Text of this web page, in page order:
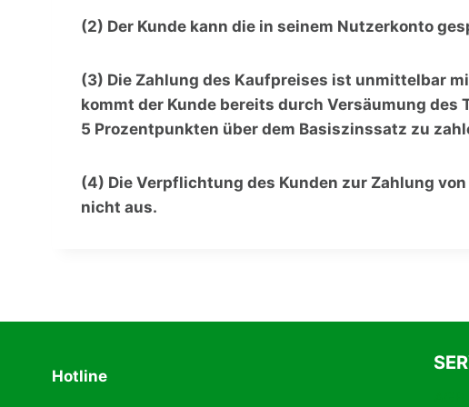
(2) Der Kunde kann die in seinem Nutzerkonto
(3) Die Zahlung des Kaufpreises ist unmittelbar
kommt der Kunde bereits durch Versäumung des
5 Prozentpunkten über dem Basiszinssatz zu
(4) Die Verpflichtung des Kunden zur Zahlung
nicht aus.
Hotline